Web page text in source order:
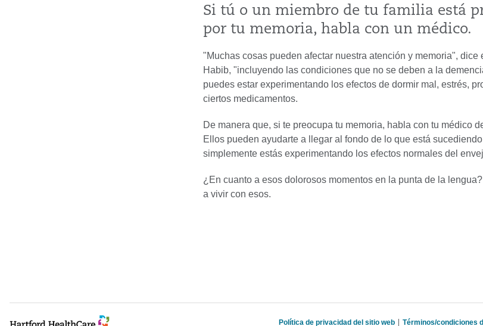
Si tú o un miembro de tu familia está
por tu memoria, habla con un médico.
"Muchas cosas pueden afectar nuestra atención y memoria", dice
Habib, "incluyendo las condiciones que no se deben a la
puedes estar experimentando los efectos de dormir mal, estrés,
ciertos medicamentos.
De manera que, si te preocupa tu memoria, habla con tu médico
Ellos pueden ayudarte a llegar al fondo de lo que está
simplemente estás experimentando los efectos normales del
¿En cuanto a esos dolorosos momentos en la punta de la
a vivir con esos.
Política de privacidad del sitio web Términos/condiciones